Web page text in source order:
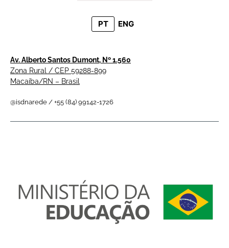
PT ENG
Av. Alberto Santos Dumont, Nº 1.560
Zona Rural / CEP 59288-899
Macaíba/RN – Brasil
@isdnarede / +55 (84) 99142-1726